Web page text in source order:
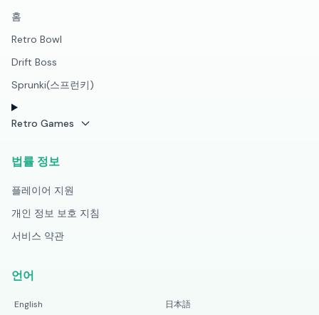
홈
Retro Bowl
Drift Boss
Sprunki(스프런키)
Retro Games
법률 정보
플레이어 지원
개인 정보 보호 지침
서비스 약관
언어
English 日本語